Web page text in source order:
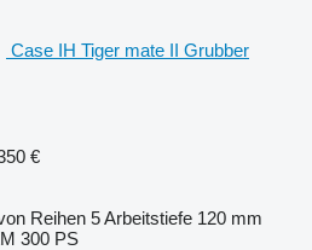
Case IH Tiger mate II Grubber
€
Reihen 5Arbeitstiefe 120 mm
300 PS